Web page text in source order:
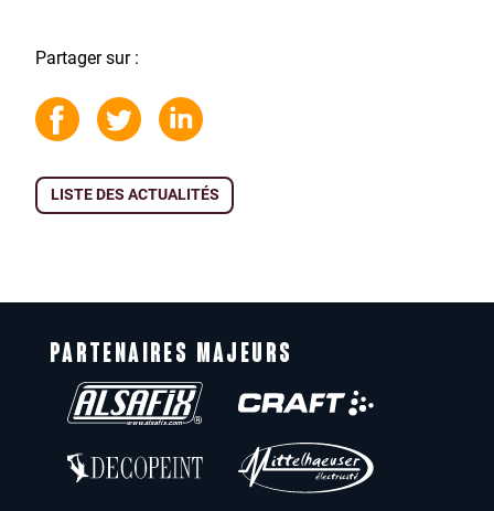
Partager sur :
LISTE DES ACTUALITÉS
PARTENAIRES MAJEURS